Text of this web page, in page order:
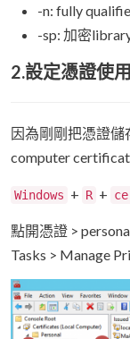
-n: fully
-sp: 加密
2.設定憑證使
因為剛剛把憑證
computer
Windows + R +
點開憑證 >
Tasks > Manage